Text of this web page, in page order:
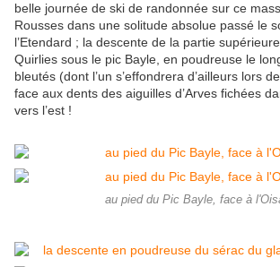
belle journée de ski de randonnée sur ce
Rousses dans une solitude absolue passé le
l’Etendard ; la descente de la partie
Quirlies sous le pic Bayle, en poudreuse le
bleutés (dont l’un s’effondrera d’ailleurs lors
face aux dents des aiguilles d’Arves fichées
vers l’est !
au pied du Pic Bayle, face à